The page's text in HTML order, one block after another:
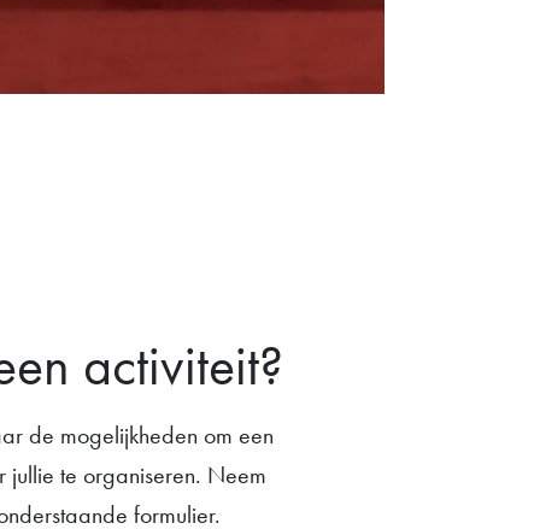
activiteit?
de mogelijkheden om een
te organiseren. Neem
formulier.